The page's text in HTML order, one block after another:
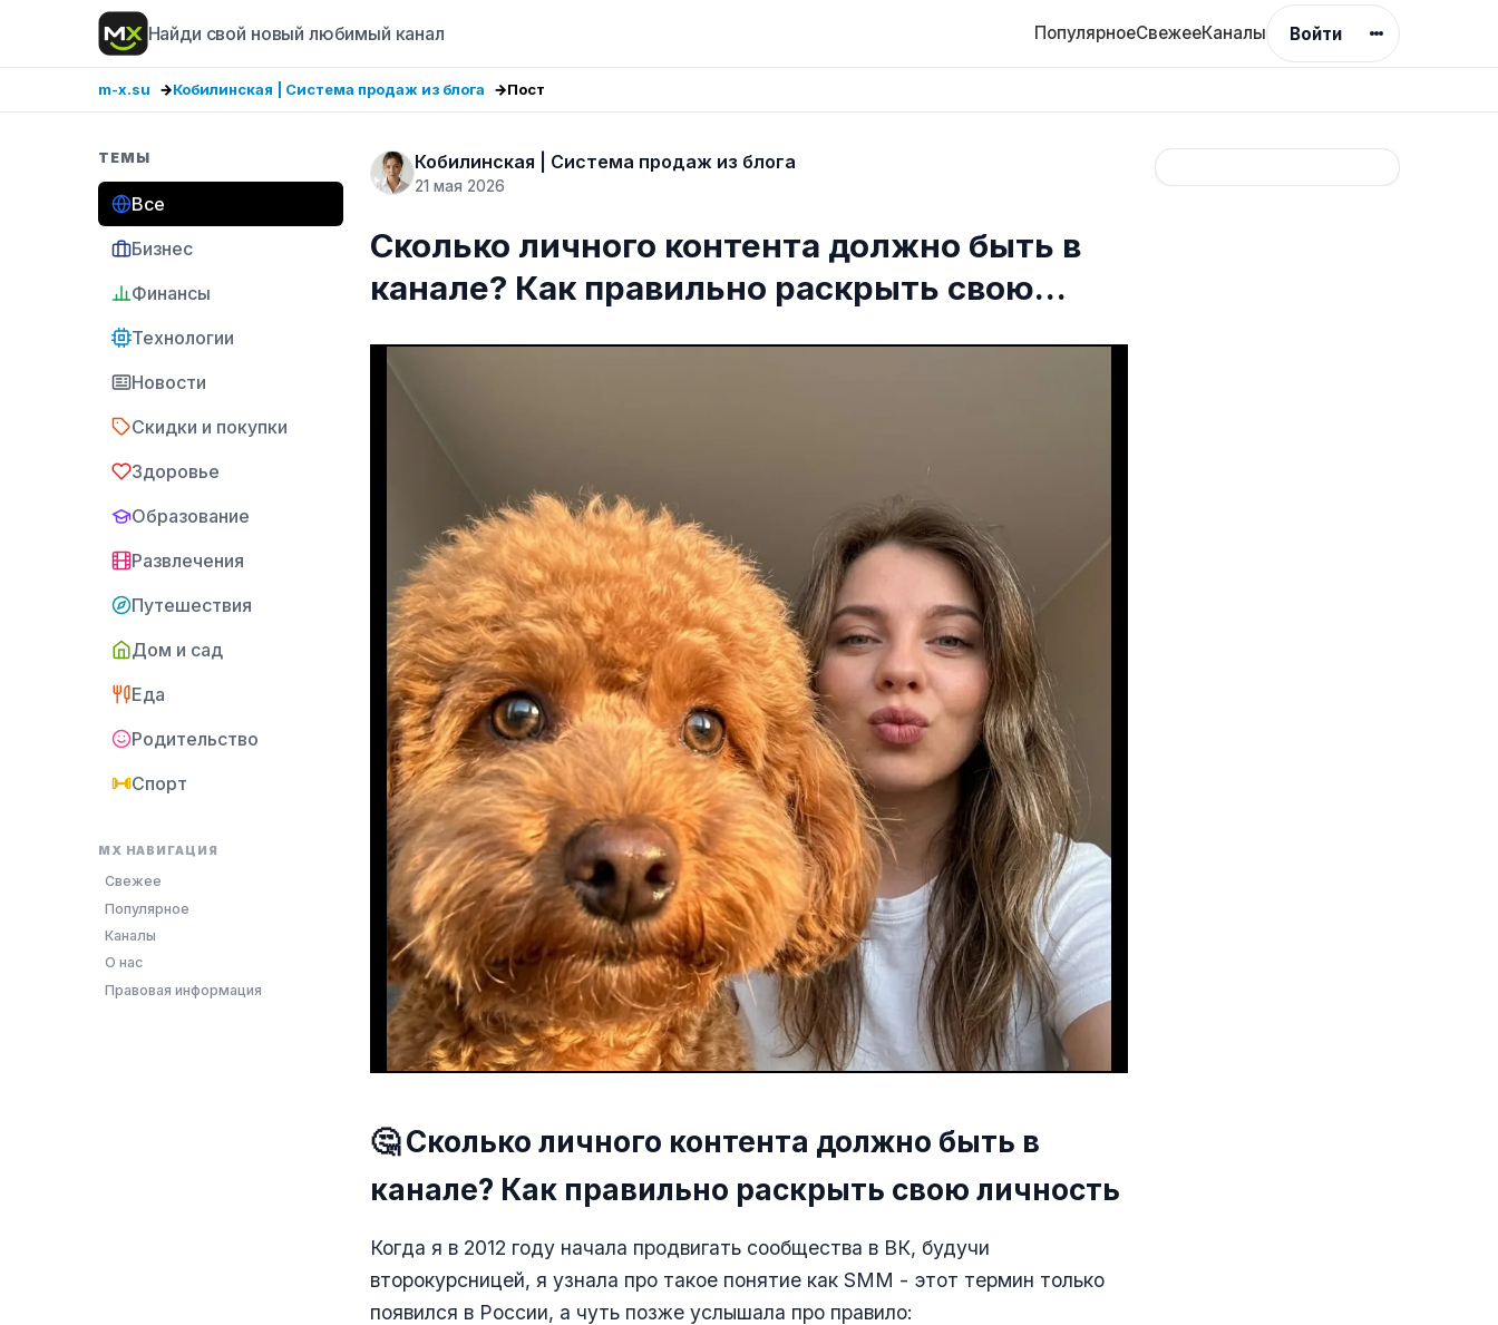
Найди свой новый любимый канал ПопулярноеСвежееКаналы Войти
m-x.su Кобилинская | Система продаж из блога Пост
ТЕМЫ
Все
Бизнес
Финансы
Технологии
Новости
Скидки и покупки
Здоровье
Образование
Развлечения
Путешествия
Дом и сад
Еда
Родительство
Спорт
MX НАВИГАЦИЯ
Свежее
Популярное
Каналы
О нас
Правовая информация
Кобилинская | Система продаж из блога
21 мая 2026
Сколько личного контента должно быть в
канале? Как правильно раскрыть свою…
🤔 Сколько личного контента должно быть в
канале? Как правильно раскрыть свою личность
Когда я в 2012 году начала продвигать сообщества в ВК, будучи
второкурсницей, я узнала про такое понятие как SMM - этот термин только
появился в России, а чуть позже услышала про правило: